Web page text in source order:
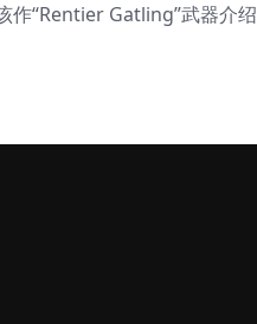
作“Rentier Gatling”武器介绍